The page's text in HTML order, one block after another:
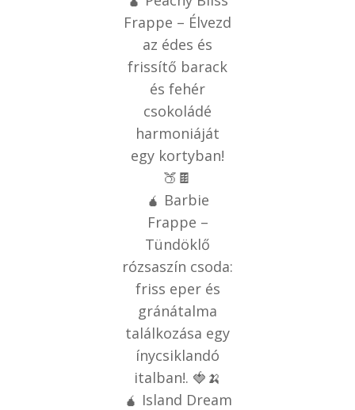
Frappe – Élvezd
az édes és
frissítő barack
és fehér
csokoládé
harmoniáját
egy kortyban!
🍑🍫
🧉 Barbie
Frappe –
Tündöklő
rózsaszín csoda:
friss eper és
gránátalma
találkozása egy
ínycsiklandó
italban!. 🍓🍌
🧉 Island Dream